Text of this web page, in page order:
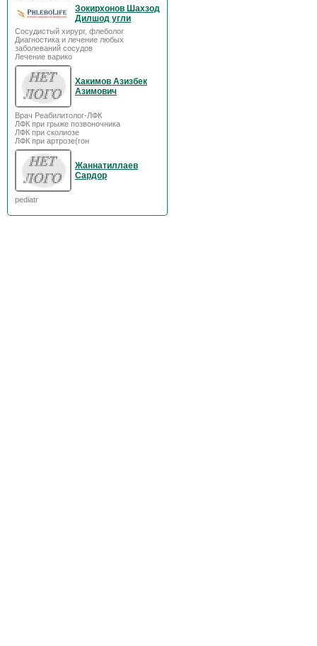
Зокирхонов Шахзод
Дилшод угли
Сосудистый хирург, флеболог
Диагностика и лечение любых
заболеваний сосудов
Лечение варико
Хакимов Азизбек
Азимович
Врач Реабилитолог-ЛФК
ЛФК при грыже позвоночника
ЛФК при сколиозе
ЛФК при артрозе(гон
Жаннатиллаев
Сардор
pediatr